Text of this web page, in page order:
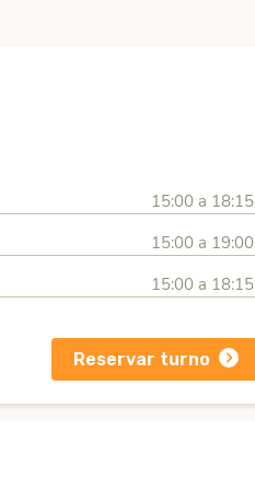
15:00 a 18:15
15:00 a 19:00
15:00 a 18:15
Reservar turno